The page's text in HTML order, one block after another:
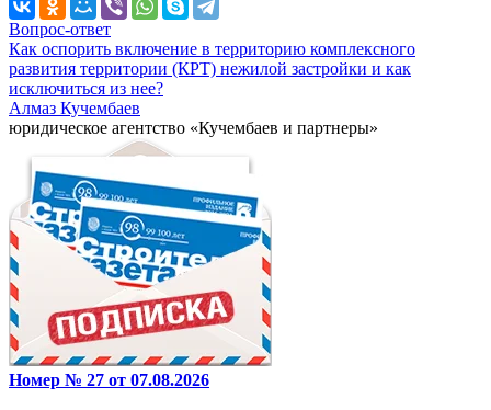
Вопрос-ответ
Как оспорить включение в территорию комплексного
развития территории (КРТ) нежилой застройки и как
исключиться из нее?
Алмаз Кучембаев
юридическое агентство «Кучембаев и партнеры»
Номер № 27 от 07.08.2026